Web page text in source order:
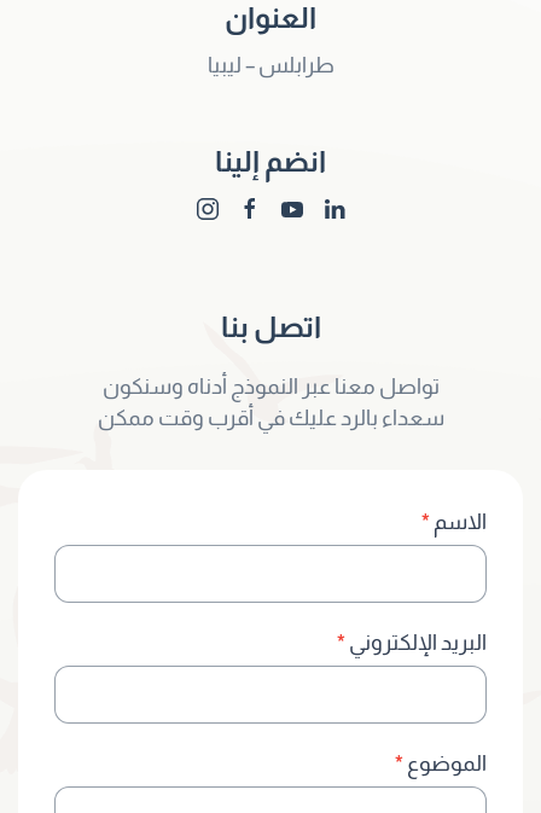
العنوان
طرابلس – ليبيا
انضم إلينا
اتصل بنا
تواصل معنا عبر النموذج أدناه وسنكون
سعداء بالرد عليك في أقرب وقت ممكن
اتصل
بنا
الاسم *
البريد الإلكتروني *
الموضوع *